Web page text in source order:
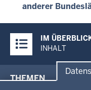
anderer
Inhalte
IM
INHALT
in
THEMEN